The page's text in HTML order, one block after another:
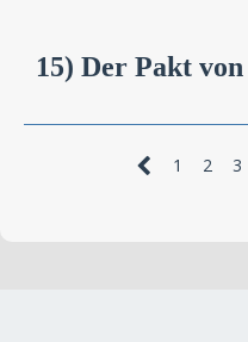
15) Der Pakt
1 2 3